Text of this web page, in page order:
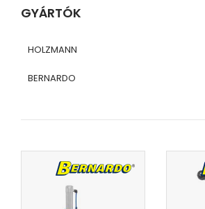
GYÁRTÓK
HOLZMANN
BERNARDO